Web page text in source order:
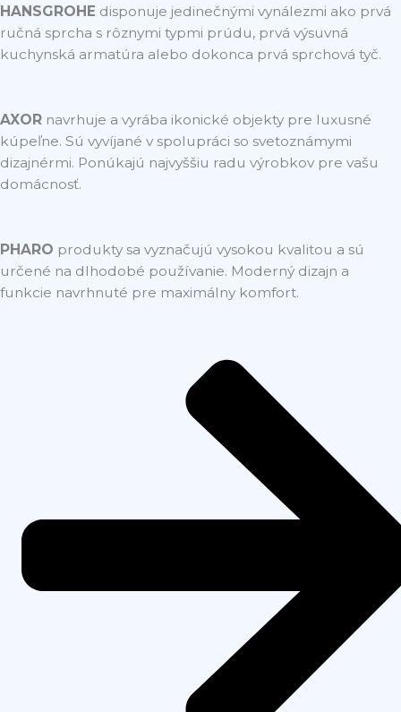
HANSGROHE disponuje jedinečnými vynálezmi ako prvá
ručná sprcha s rôznymi typmi prúdu, prvá výsuvná
kuchynská armatúra alebo dokonca prvá sprchová tyč.
AXOR navrhuje a vyrába ikonické objekty pre luxusné
kúpeľne. Sú vyvíjané v spolupráci so svetoznámymi
dizajnérmi. Ponúkajú najvyššiu radu výrobkov pre vašu
domácnosť.
PHARO produkty sa vyznačujú vysokou kvalitou a sú
určené na dlhodobé používanie. Moderný dizajn a
funkcie navrhnuté pre maximálny komfort.